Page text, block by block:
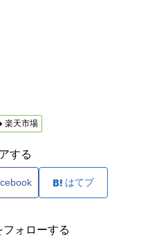
楽天市場
する
はてブ
ォローする